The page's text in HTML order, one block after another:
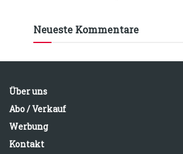
Neueste Kommentare
Über uns
Abo / Verkauf
Werbung
Kontakt